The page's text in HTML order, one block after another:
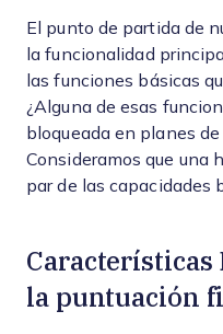
El punto de partida de
la funcionalidad
las funciones básicas
¿Alguna de esas
bloqueada en planes
Consideramos que una
par de las capacidades
Características
la puntuación